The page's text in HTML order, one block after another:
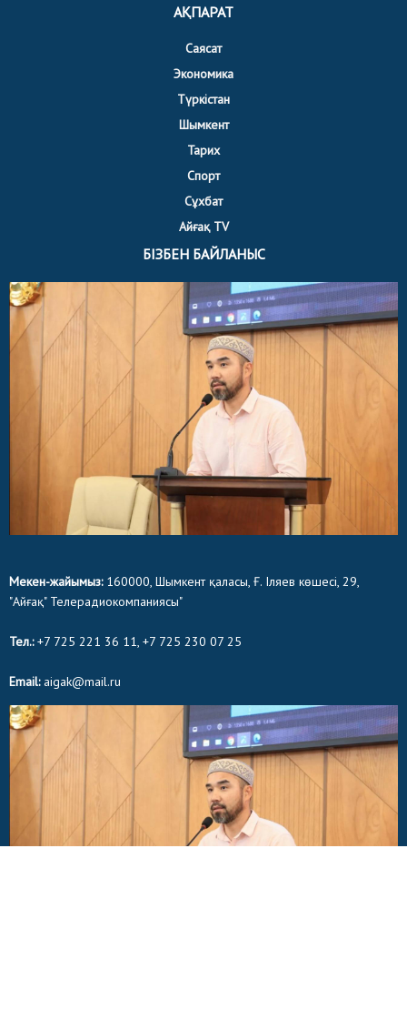
АҚПАРАТ
Саясат
Экономика
Түркістан
Шымкент
Тарих
Спорт
Сұхбат
Айғақ TV
БІЗБЕН БАЙЛАНЫС
Мекен-жайымыз:160000, Шымкент қаласы, Ғ. Іляев көшесі, 29,
"Айғақ" Телерадиокомпаниясы"
Тел.:+7 725 221 36 11, +7 725 230 07 25
Email:aigak@mail.ru